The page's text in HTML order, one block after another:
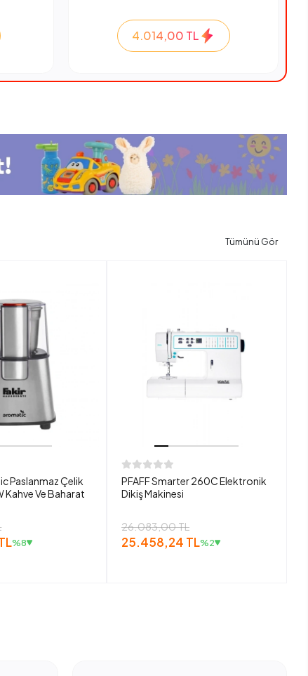
4.014,00 TL
Tümünü Gör
Paslanmaz Çelik
Ve Baharat
%8
PFAFF Smarter 260C Elektronik
Dikiş Makinesi
26.083,00 TL
25.458,24 TL%2